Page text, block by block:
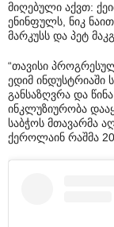
მიღებული აქვთ:
ენინფულს, ნიკ
მარკუსს და პეტ
“თავისი
ედიმ ინდუსტრიაში
განსაზღვრა და
ინკლუზიურობა
საბჭოს მთავარმა
ქეროლაინ რაშმა